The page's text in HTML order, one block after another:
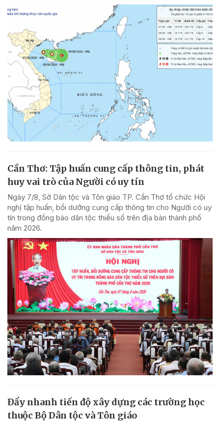
Cần Thơ: Tập huấn cung cấp thông tin, phát
huy vai trò của Người có uy tín
Ngày 7/8, Sở Dân tộc và Tôn giáo TP. Cần Thơ tổ chức Hội
nghị tập huấn, bồi dưỡng cung cấp thông tin cho Người có uy
tín trong đồng bào dân tộc thiểu số trên địa bàn thành phố
năm 2026.
Đẩy nhanh tiến độ xây dựng các trường học
thuộc Bộ Dân tộc và Tôn giáo